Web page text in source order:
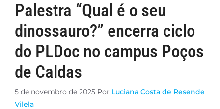
Palestra “Qual é o seu
dinossauro?” encerra ciclo
do PLDoc no campus Poços
de Caldas
5 de novembro de 2025 Por Luciana Costa de Resende
Vilela